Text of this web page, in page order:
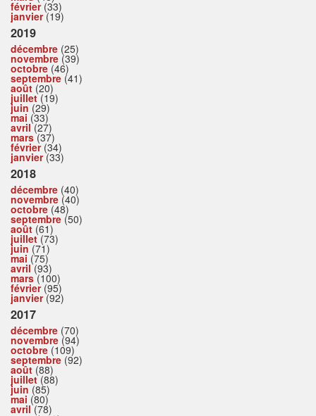
février(33)
janvier(19)
2019
décembre (25)
novembre (39)
octobre (46)
septembre (41)
août (20)
juillet(19)
juin (29)
mai (33)
avril(27)
mars(37)
février(34)
janvier(33)
2018
décembre (40)
novembre (40)
octobre (48)
septembre (50)
août (61)
juillet(73)
juin (71)
mai (75)
avril(93)
mars(100)
février(95)
janvier(92)
2017
décembre (70)
novembre (94)
octobre (109)
septembre (92)
août (88)
juillet(88)
juin (85)
mai (80)
avril(78)